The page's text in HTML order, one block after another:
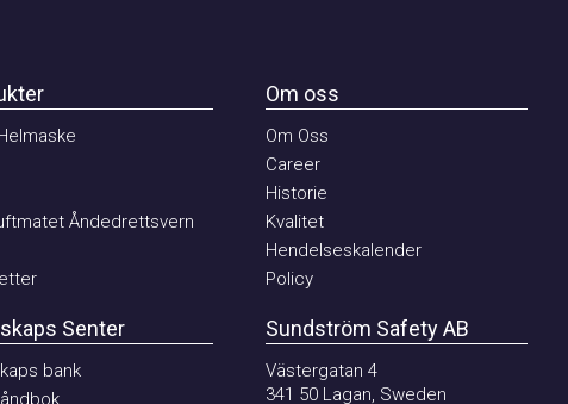
Åndedrettsvern
Senter
bank
Om oss
Om Oss
Career
Historie
Kvalitet
Hendelseskalender
Policy
Sundström Safety AB
Västergatan 4
341 50 Lagan, Sweden